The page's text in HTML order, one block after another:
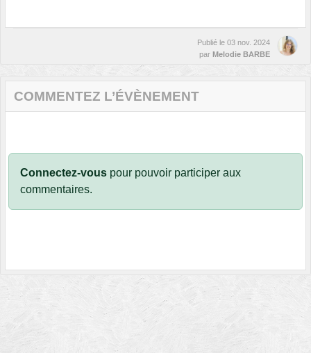
Publié le 03 nov. 2024
par Melodie BARBE
COMMENTEZ L’ÉVÈNEMENT
Connectez-vous pour pouvoir participer aux
commentaires.